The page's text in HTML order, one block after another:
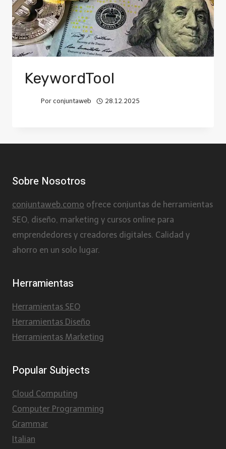
KeywordTool
Por conjuntaweb 28.12.2025
Sobre Nosotros
conjuntaweb.como ofrece conjuntas de herramientas
SEO, diseño, marketing y cursos online para
emprendedores y creadores digitales. Calidad y
ahorro en un solo lugar.
Herramientas
Herramientas SEO
Herramientas Diseño
Herramientas Marketing
Popular Subjects
Cloud Computing
Computer Programming
Grammar
Italian